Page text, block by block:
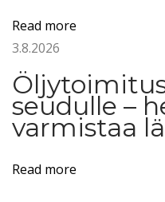
ö
p
a
i
k
l
Read more
3.8.2026
seudulle –
varmistaa
Read more